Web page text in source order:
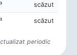
scăzut
scăzut
periodic